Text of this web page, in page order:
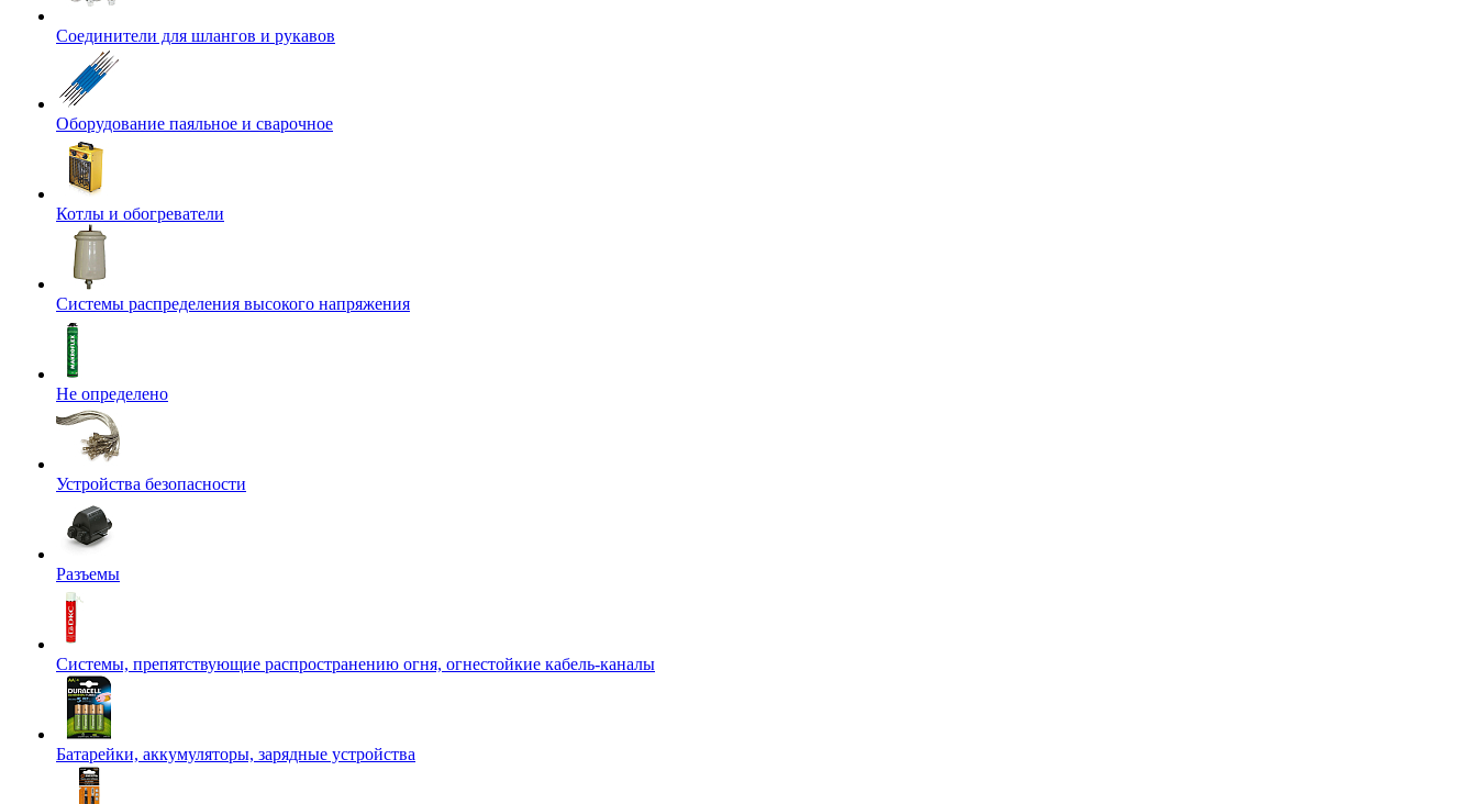
Соединители для шлангов и рукавов
Оборудование паяльное и сварочное
Котлы и обогреватели
Системы распределения высокого напряжения
Не определено
Устройства безопасности
Разъемы
Системы, препятствующие распространению огня, огнестойкие кабель-каналы
Батарейки, аккумуляторы, зарядные устройства